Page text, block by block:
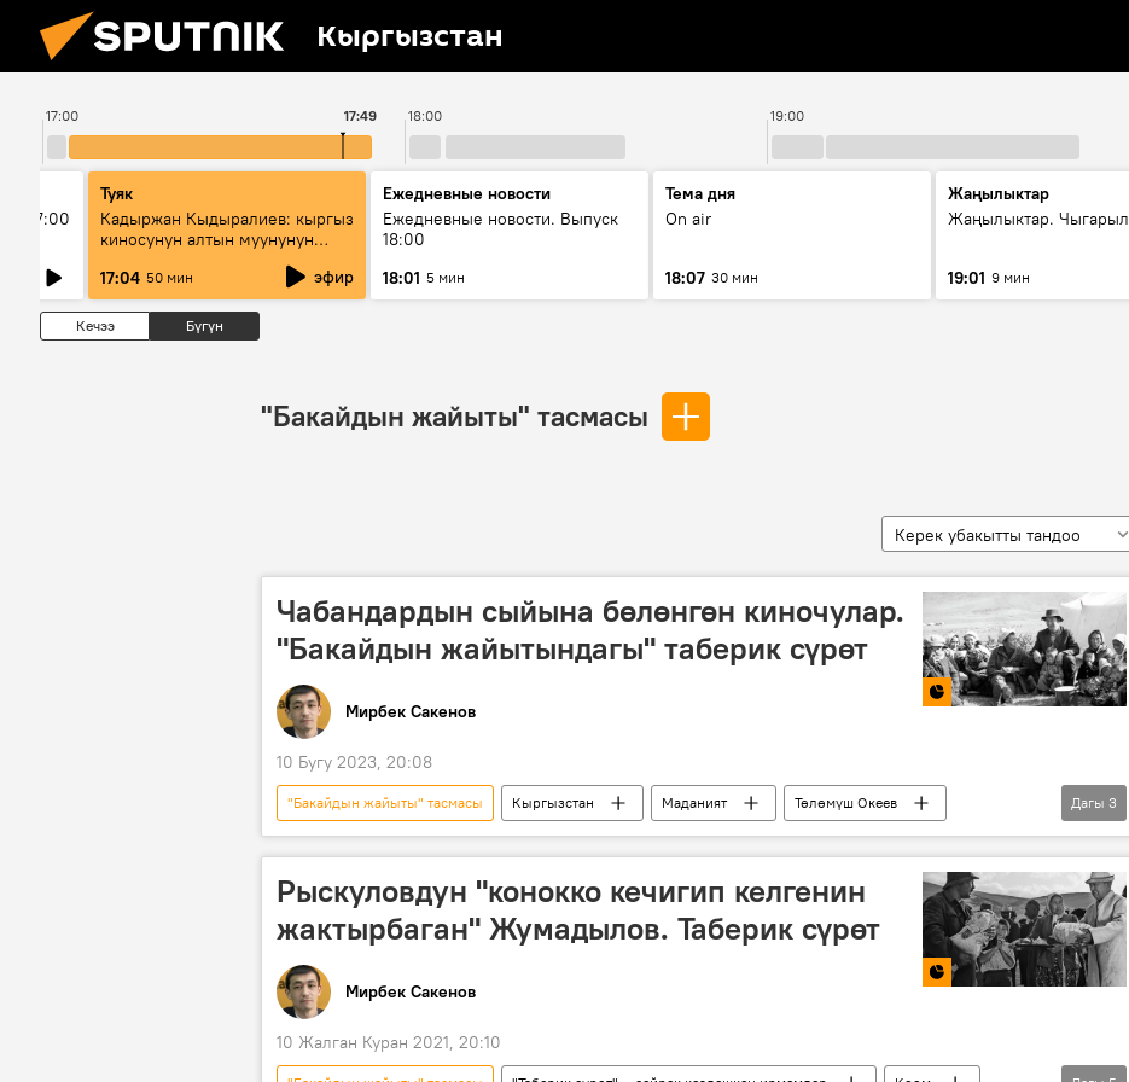
Кыргызстан
17:00 18:00 19:00
17:49
17:00
Туяк
Кадыржан Кыдыралиев: кыргыз
киносунун алтын муунунун
17:04 50 мин эфир
Ежедневные новости
Ежедневные новости. Выпуск
18:00
18:01 5 мин
Тема дня
On air
18:07 30 мин
Жаңылыктар
Жаңылыктар.
19:01 9 мин
Кечээ Бүгүн
"Бакайдын жайыты" тасмасы
Керек убакытты тандоо
Чабандардын сыйына бөлөнгөн киночулар.
"Бакайдын жайытындагы" таберик сүрөт
Мирбек Сакенов
10 Бугу 2023, 20:08
"Бакайдын жайыты" тасмасы Кыргызстан Маданият
Төлөмүш Океев
Назирет Дубашев
таберик сүрөт Сүрөт
Дагы 3
Рыскуловдун "конокко кечигип келгенин
жактырбаган" Жумадылов. Таберик сүрөт
Мирбек Сакенов
10 Жалган Куран 2021, 20:10